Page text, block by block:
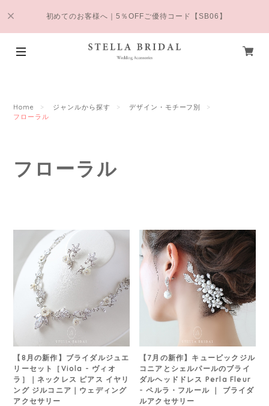
初めてのお客様へ｜5％OFFご優待コード【SB06】
Home ジャンルから探す
デザイン・モチーフ別
フローラル
フローラル
【8月の新作】ブライダルジュエ
リーセット［Viola - ヴィオ
ラ］｜ネックレス ピアス イヤリ
ング ジルコニア｜ウェディング
アクセサリー
【7月の新作】キュービックジル
コニアとシェルパールのブライ
ダルヘッドドレス Perla Fleur
- ペルラ・フルール ｜ ブライダ
ルアクセサリー